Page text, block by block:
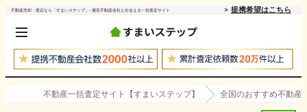
不動産売却・査定なら「すまいステップ」- 優良不動産会社と出会える一括査定サイト 提携希望はこちら
不動産一括査定サイト【すまいステップ】 全国のおすすめ不動産